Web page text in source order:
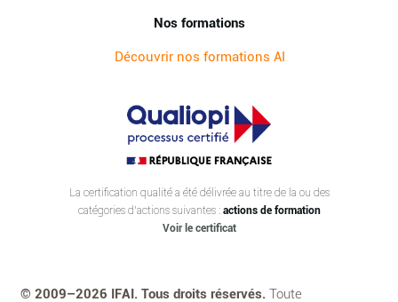
Nos formations
Découvrir nos formations AI
La certification qualité a été délivrée au titre de la ou des
catégories d’actions suivantes :actions de formation
Voir le certificat
© 2009–2026 IFAI. Tous droits réservés. Toute